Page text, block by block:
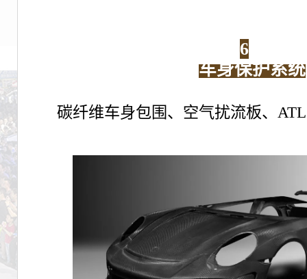
6
车身保护系统
碳纤维车身包围、空气扰流板、